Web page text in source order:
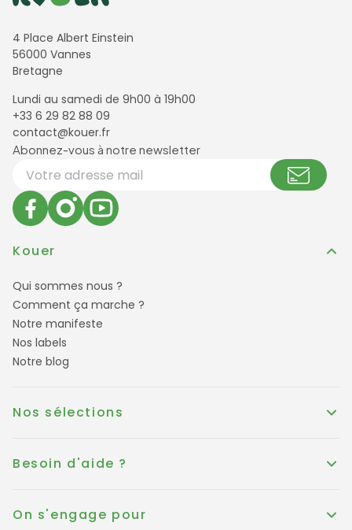
4 Place Albert Einstein
56000 Vannes
Bretagne
Lundi au samedi de 9h00 à 19h00
+33 6 29 82 88 09
contact@kouer.fr
Newsletter et réseaux sociaux
Abonnez-vous à notre newsletter
Votre adresse email
Kouer
Qui sommes nous ?
Comment ça marche ?
Notre manifeste
Nos labels
Notre blog
Nos sélections
Besoin d'aide ?
On s'engage pour